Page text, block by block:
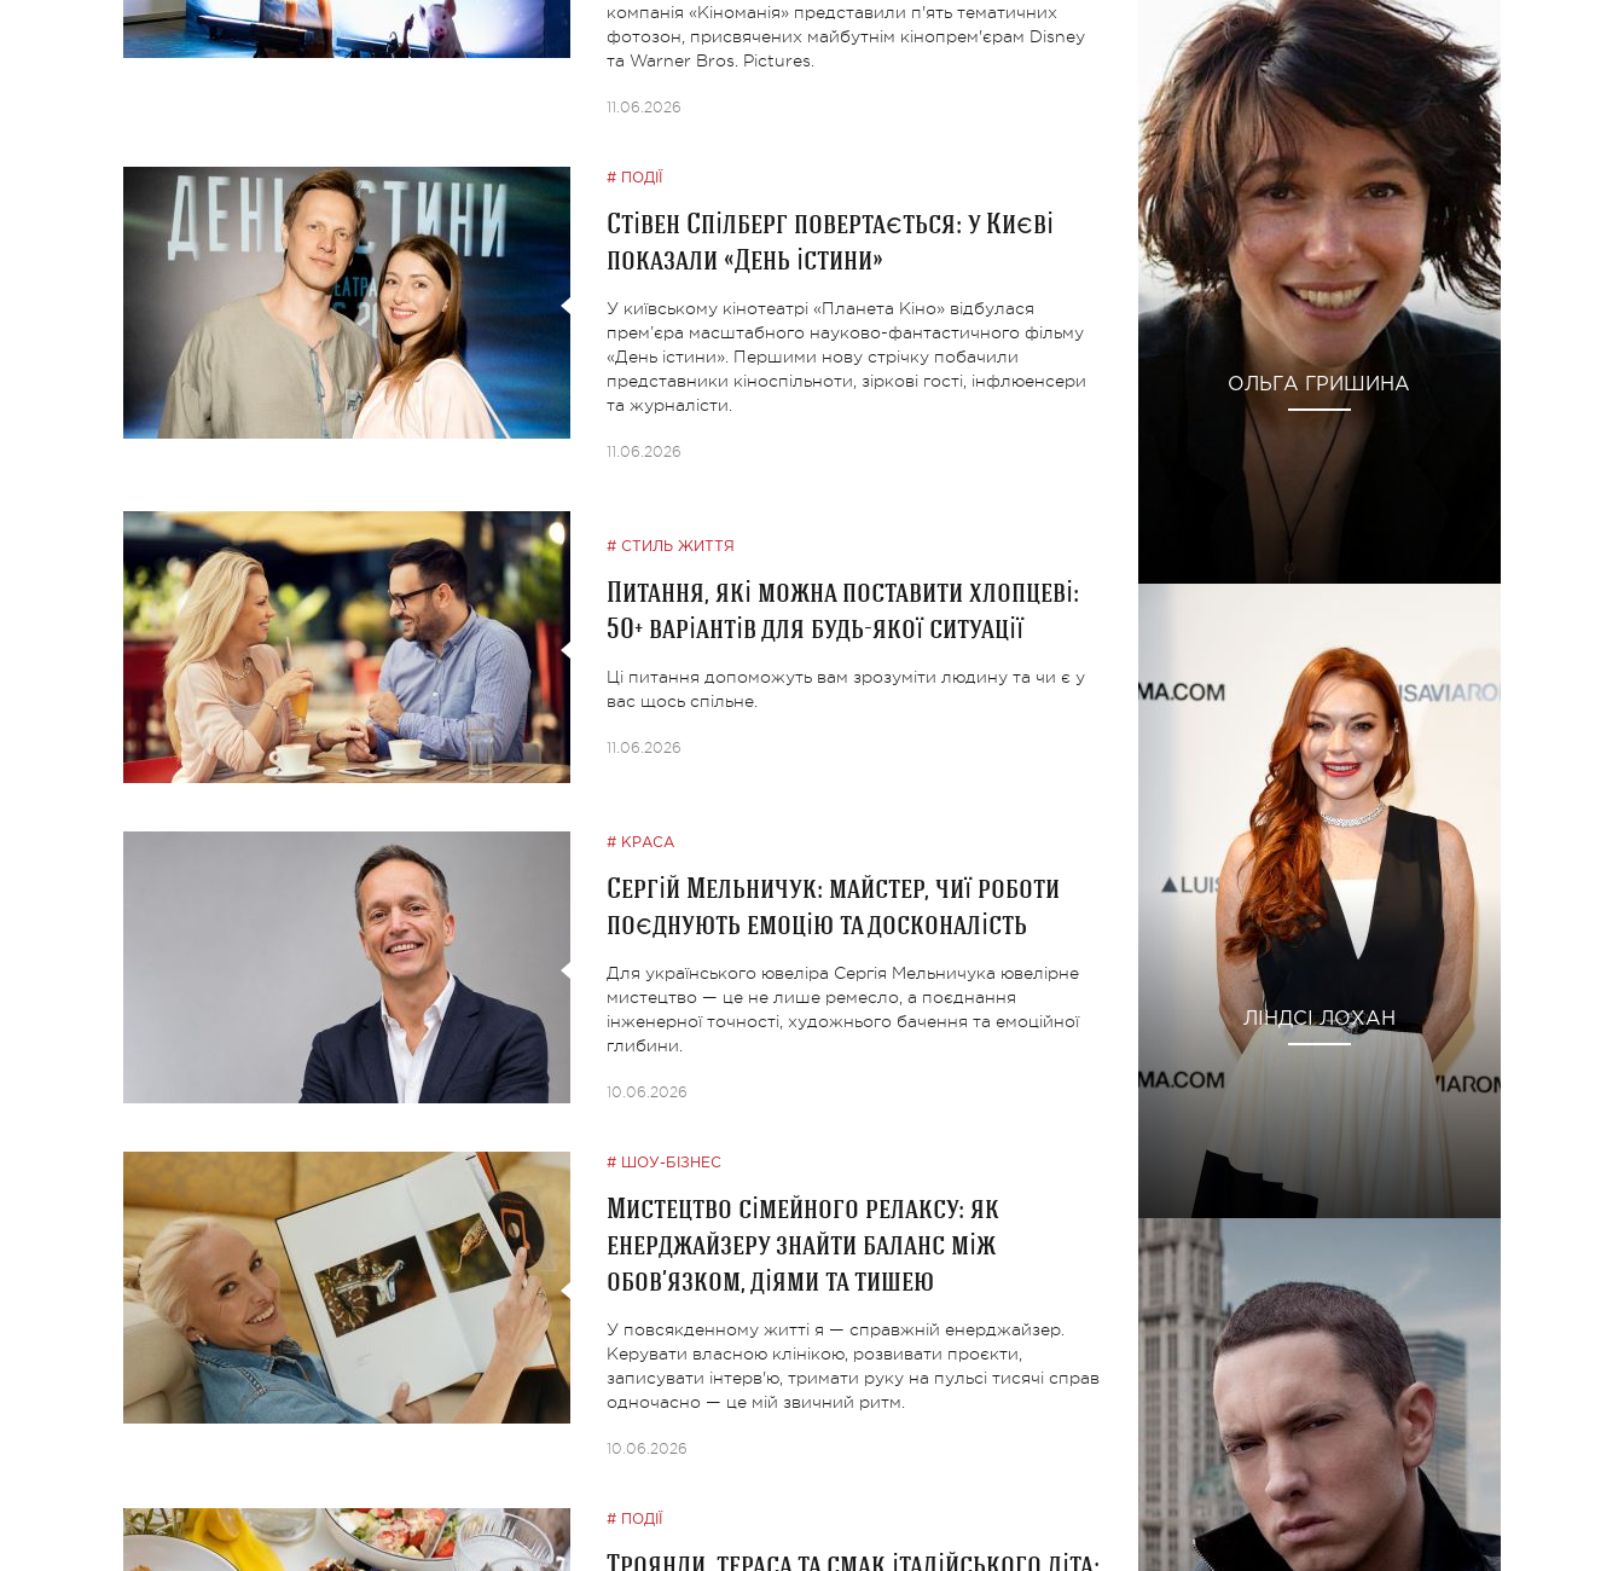
компанія «Кіноманія» представили п'ять тематичних
фотозон, присвячених майбутнім кінопрем'єрам Disney
та Warner Bros. Pictures.
11.06.2026
ПОДІЇ
Стівен Спілберг повертається: у Києві
показали «День істини»
У київському кінотеатрі «Планета Кіно» відбулася
прем’єра масштабного науково-фантастичного фільму
«День істини». Першими нову стрічку побачили
представники кіноспільноти, зіркові гості, інфлюенсери
та журналісти.
11.06.2026
СТИЛЬ ЖИТТЯ
Питання, які можна поставити хлопцеві:
50+ варіантів для будь-якої ситуації
Ці питання допоможуть вам зрозуміти людину та чи є у
вас щось спільне.
11.06.2026
КРАСА
Сергій Мельничук: майстер, чиї роботи
поєднують емоцію та досконалість
Для українського ювеліра Сергія Мельничука ювелірне
мистецтво — це не лише ремесло, а поєднання
інженерної точності, художнього бачення та емоційної
глибини.
10.06.2026
ШОУ-БІЗНЕС
Мистецтво сімейного релаксу: як
енерджайзеру знайти баланс між
обов’язком, діями та тишею
У повсякденному житті я — справжній енерджайзер.
Керувати власною клінікою, розвивати проєкти,
записувати інтерв'ю, тримати руку на пульсі тисячі справ
одночасно — це мій звичний ритм.
10.06.2026
ПОДІЇ
ОЛЬГА ГРИШИНА
ЛІНДСІ ЛОХАН